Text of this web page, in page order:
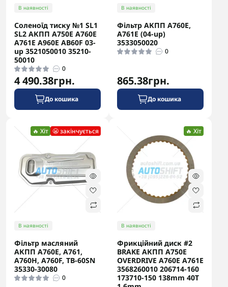
В наявності
Соленоїд тиску №1 SL1
SL2 АКПП A750E A760E
A761E A960E AB60F 03-
up 3521050010 35210-
50010
0
4 490.38грн.
До кошика
В наявності
Фільтр АКПП A760E,
A761E (04-up)
3533050020
0
865.38грн.
До кошика
🔥 Хіт 😬 закінчується
В наявності
Фільтр масляний
АКПП A760E, A761,
A760H, A760F, TB-60SN
35330-30080
0
🔥 Хіт
В наявності
Фрикційний диск #2
BRAKE АКПП A750E
OVERDRIVE A760E A761E
3568260010 206714-160
173710-150 138mm 40T